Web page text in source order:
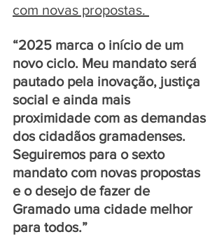
com novas propostas.
“2025 marca o início de um
novo ciclo. Meu mandato será
pautado pela inovação, justiça
social e ainda mais
proximidade com as demandas
dos cidadãos gramadenses.
Seguiremos para o sexto
mandato com novas propostas
e o desejo de fazer de
Gramado uma cidade melhor
para todos.”